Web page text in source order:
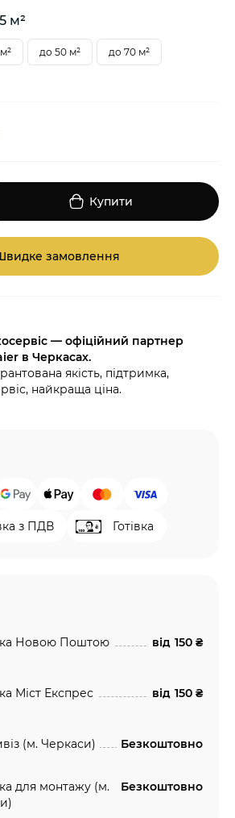
м²
до 50 м² до 70 м²
Купити
замовлення
— офіційний партнер
в Черкасах.
якість, підтримка,
найкраща ціна.
з ПДВ Готівка
Новою Поштою від 150 ₴
Міст Експрес від 150 ₴
(м. Черкаси) Безкоштовно
для монтажу (м.
Безкоштовно